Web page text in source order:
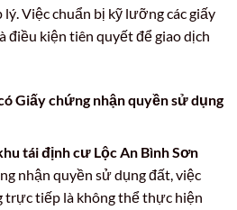
Việc chuẩn bị kỹ lưỡng các giấy
điều kiện tiên quyết để giao dịch
Giấy chứng nhận quyền sử dụng
tái định cư Lộc An Bình Sơn
nhận quyền sử dụng đất, việc
trực tiếp là không thể thực hiện